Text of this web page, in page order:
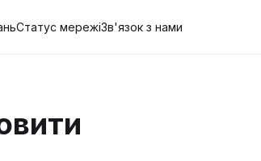
Статус мережіЗв'язок з нами